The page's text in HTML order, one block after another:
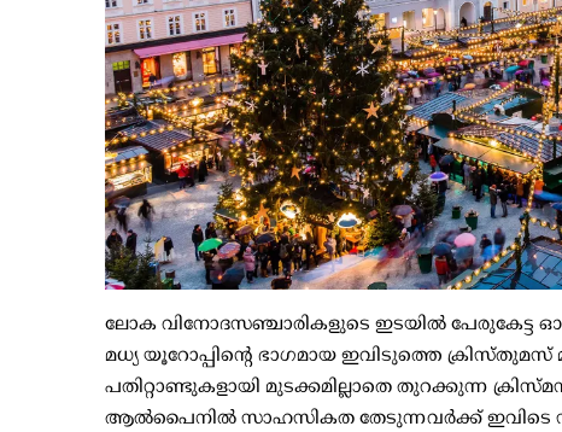
ലോക വിനോദസഞ്ചാരികളുടെ ഇടയില്‍ പേരുകേട്ട
മധ്യ യൂറോപ്പിന്റെ ഭാഗമായ ഇവിടുത്തെ
പതിറ്റാണ്ടുകളായി മുടക്കമില്ലാതെ തുറക്കുന്ന
ആല്‍പൈനില്‍ സാഹസികത തേടുന്നവര്‍ക്ക്